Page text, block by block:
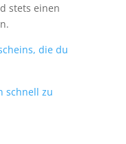
stets einen
die du
schnell zu